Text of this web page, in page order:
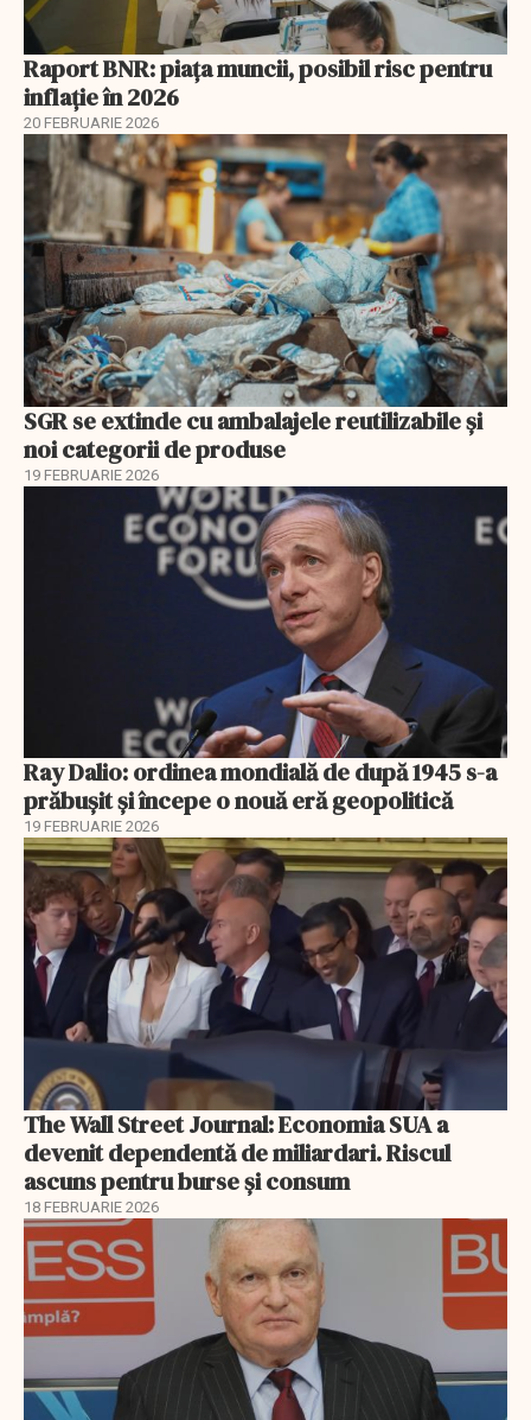
Raport BNR: piața muncii, posibil risc pentru
inflație în 2026
20 FEBRUARIE 2026
SGR se extinde cu ambalajele reutilizabile și
noi categorii de produse
19 FEBRUARIE 2026
Ray Dalio: ordinea mondială de după 1945 s-a
prăbușit și începe o nouă eră geopolitică
19 FEBRUARIE 2026
The Wall Street Journal: Economia SUA a
devenit dependentă de miliardari. Riscul
ascuns pentru burse și consum
18 FEBRUARIE 2026
EXCLUSIV